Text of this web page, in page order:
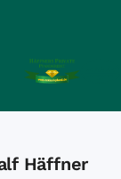
Häffner